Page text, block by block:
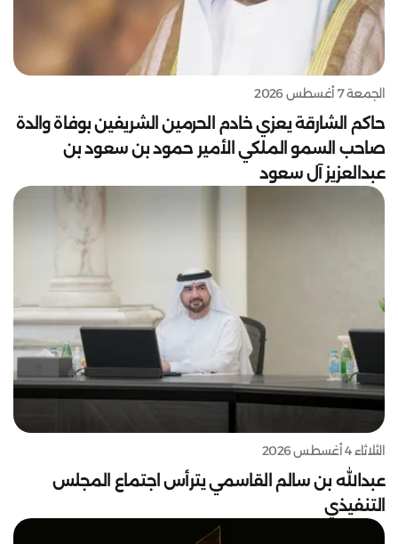
الجمعة 7 أغسطس 2026
حاكم الشارقة يعزي خادم الحرمين الشريفين بوفاة والدة
صاحب السمو الملكي الأمير حمود بن سعود بن
عبدالعزيز آل سعود
الثلاثاء 4 أغسطس 2026
عبدالله بن سالم القاسمي يترأس اجتماع المجلس
التنفيذي